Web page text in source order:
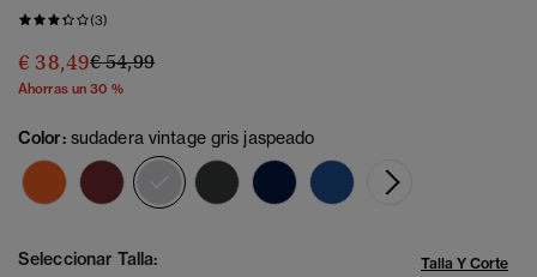
(3)
€ 38,49Precio rebajado de
€ 54,99a
Ahorras un 30 %
Color: sudadera vintage gris jaspeado
seleccionado
Seleccionar Talla: Talla Y Corte